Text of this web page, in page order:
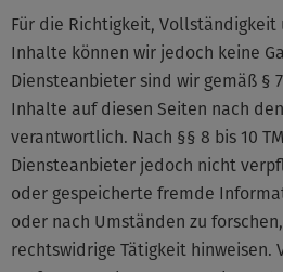
Für die Richtigkeit,
Inhalte können wir jedoch keine
Diensteanbieter sind wir gemäß § 7
Inhalte auf diesen Seiten nach
verantwortlich. Nach §§ 8 bis 10
Diensteanbieter jedoch nicht
oder gespeicherte fremde
oder nach Umständen zu
rechtswidrige Tätigkeit hinweisen.